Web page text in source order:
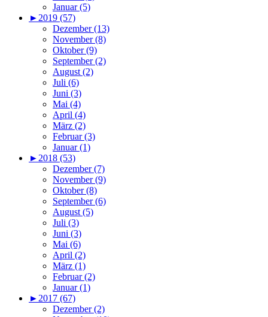
Januar (5)
► 2019 (57)
Dezember (13)
November (8)
Oktober (9)
September (2)
August (2)
Juli (6)
Juni (3)
Mai (4)
April (4)
März (2)
Februar (3)
Januar (1)
► 2018 (53)
Dezember (7)
November (9)
Oktober (8)
September (6)
August (5)
Juli (3)
Juni (3)
Mai (6)
April (2)
März (1)
Februar (2)
Januar (1)
► 2017 (67)
Dezember (2)